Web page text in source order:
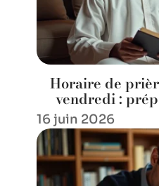
Horaire de
vendredi :
16 juin 2026